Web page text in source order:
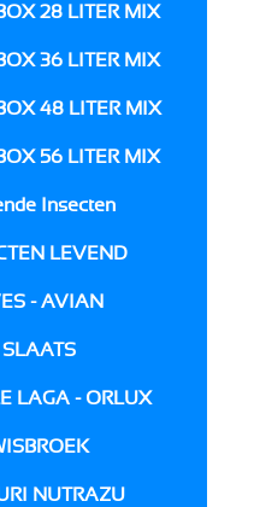
28 LITER MIX
36 LITER MIX
48 LITER MIX
56 LITER MIX
Insecten
LEVEND
- AVIAN
SLAATS
LAGA - ORLUX
NUTRAZU